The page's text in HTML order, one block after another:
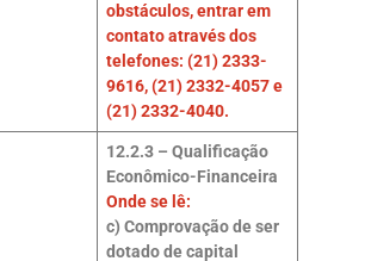
obstáculos, entrar em
contato através dos
telefones: (21) 2333-
9616, (21) 2332-4057 e
(21) 2332-4040.
12.2.3 – Qualificação
Econômico-Financeira
Onde se lê:
c) Comprovação de ser
dotado de capital